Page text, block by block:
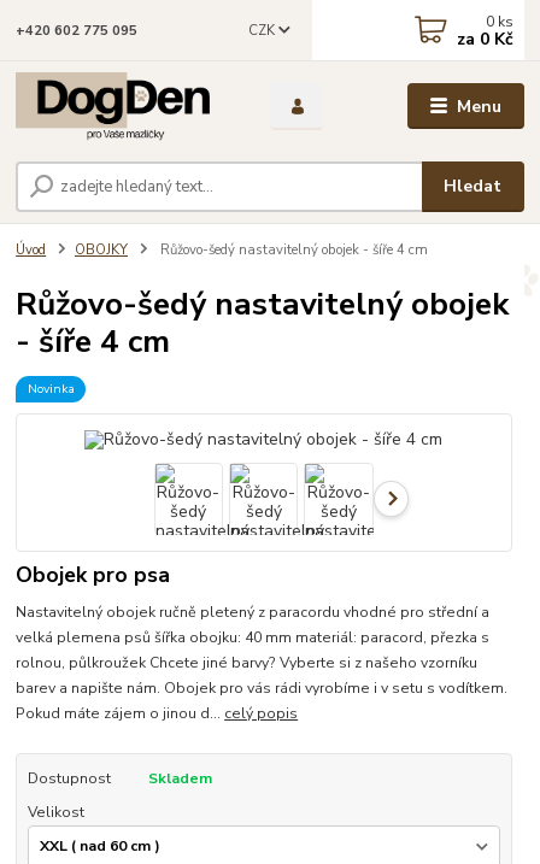
Menu
CZK
Hledat
+420 602 775 095 0 ks
za 0 Kč
Úvod OBOJKY Růžovo-šedý nastavitelný obojek - šíře 4 cm
Růžovo-šedý nastavitelný obojek
- šíře 4 cm
Novinka
Obojek pro psa
Nastavitelný obojek ručně pletený z paracordu vhodné pro střední a
velká plemena psů šířka obojku: 40 mm materiál: paracord, přezka s
rolnou, půlkroužek Chcete jiné barvy? Vyberte si z našeho vzorníku
barev a napište nám. Obojek pro vás rádi vyrobíme i v setu s vodítkem.
Pokud máte zájem o jinou d... celý popis
Dostupnost
Skladem
Velikost